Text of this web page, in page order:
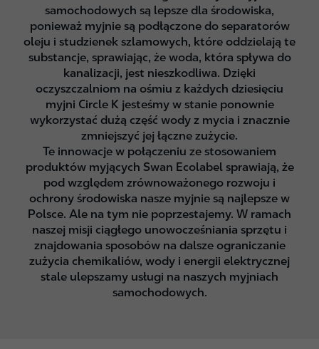
samochodowych są lepsze dla środowiska,
ponieważ myjnie są podłączone do separatorów
oleju i studzienek szlamowych, które oddzielają te
substancje, sprawiając, że woda, która spływa do
kanalizacji, jest nieszkodliwa. Dzięki
oczyszczalniom na ośmiu z każdych dziesięciu
myjni Circle K jesteśmy w stanie ponownie
wykorzystać dużą część wody z mycia i znacznie
zmniejszyć jej łączne zużycie.
Te innowacje w połączeniu ze stosowaniem
produktów myjących Swan Ecolabel sprawiają, że
pod względem zrównoważonego rozwoju i
ochrony środowiska nasze myjnie są najlepsze w
Polsce. Ale na tym nie poprzestajemy. W ramach
naszej misji ciągłego unowocześniania sprzętu i
znajdowania sposobów na dalsze ograniczanie
zużycia chemikaliów, wody i energii elektrycznej
stale ulepszamy usługi na naszych myjniach
samochodowych.